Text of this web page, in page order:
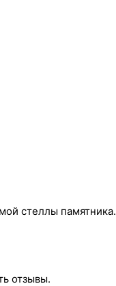
стеллы памятника.
отзывы.